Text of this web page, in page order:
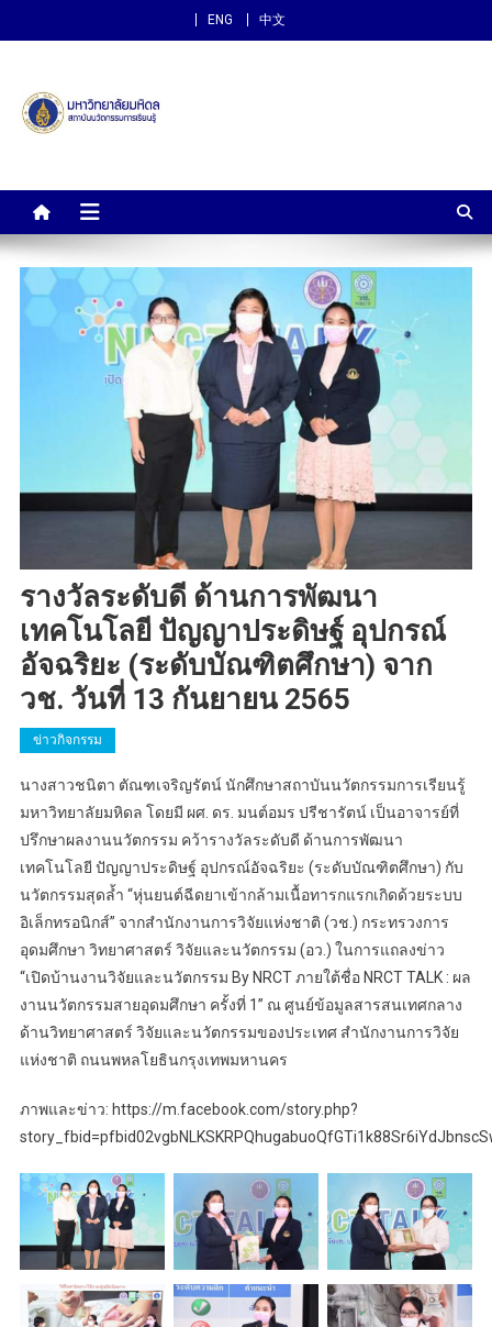
ENG 中文
สถาบันนวัตกรรมการเรียนรู้
รางวัลระดับดี ด้านการพัฒนา
เทคโนโลยี ปัญญาประดิษฐ์ อุปกรณ์
อัจฉริยะ (ระดับบัณฑิตศึกษา) จาก
วช. วันที่ 13 กันยายน 2565
ข่าวกิจกรรม
นางสาวชนิตา ตัณฑเจริญรัตน์ นักศึกษาสถาบันนวัตกรรมการเรียนรู้
มหาวิทยาลัยมหิดล โดยมี ผศ. ดร. มนต์อมร ปรีชารัตน์ เป็นอาจารย์ที่
ปรึกษาผลงานนวัตกรรม คว้ารางวัลระดับดี ด้านการพัฒนา
เทคโนโลยี ปัญญาประดิษฐ์ อุปกรณ์อัจฉริยะ (ระดับบัณฑิตศึกษา) กับ
นวัตกรรมสุดล้ำ “หุ่นยนต์ฉีดยาเข้ากล้ามเนื้อทารกแรกเกิดด้วยระบบ
อิเล็กทรอนิกส์” จากสำนักงานการวิจัยแห่งชาติ (วช.) กระทรวงการ
อุดมศึกษา วิทยาศาสตร์ วิจัยและนวัตกรรม (อว.) ในการแถลงข่าว
“เปิดบ้านงานวิจัยและนวัตกรรม By NRCT ภายใต้ชื่อ NRCT TALK : ผล
งานนวัตกรรมสายอุดมศึกษา ครั้งที่ 1” ณ ศูนย์ข้อมูลสารสนเทศกลาง
ด้านวิทยาศาสตร์ วิจัยและนวัตกรรมของประเทศ สำนักงานการวิจัย
แห่งชาติ ถนนพหลโยธินกรุงเทพมหานคร
ภาพและข่าว: https://m.facebook.com/story.php?